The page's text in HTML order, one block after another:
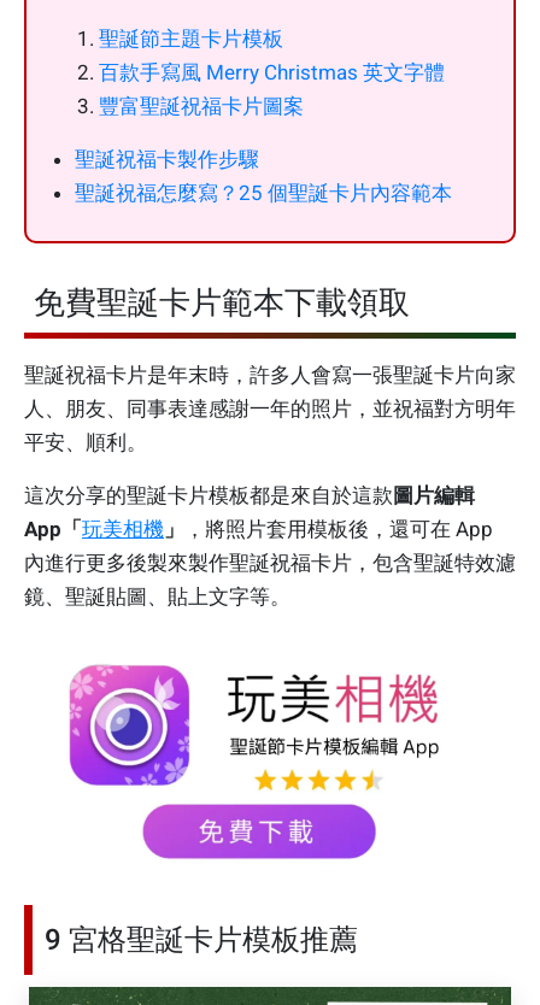
聖誕節主題卡片模板
百款手寫風 Merry Christmas 英文字體
豐富聖誕祝福卡片圖案
聖誕祝福卡製作步驟
聖誕祝福怎麼寫？25 個聖誕卡片內容範本
免費聖誕卡片範本下載領取
聖誕祝福卡片是年末時，許多人會寫一張聖誕卡片向家
人、朋友、同事表達感謝一年的照片，並祝福對方明年
平安、順利。
這次分享的聖誕卡片模板都是來自於這款 圖片編輯
App「 玩美相機 」
，將照片套用模板後，還可在 App
內進行更多後製來製作聖誕祝福卡片，包含聖誕特效濾
鏡、聖誕貼圖、貼上文字等。
9 宮格聖誕卡片模板推薦